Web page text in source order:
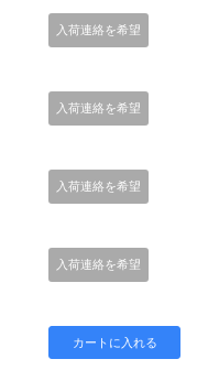
入荷連絡を希望
入荷連絡を希望
入荷連絡を希望
入荷連絡を希望